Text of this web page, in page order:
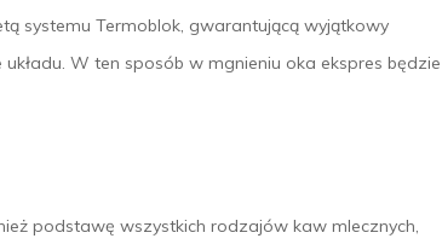
systemu Termoblok, gwarantującą wyjątkowy
W ten sposób w mgnieniu oka ekspres będzie
podstawę wszystkich rodzajów kaw mlecznych,